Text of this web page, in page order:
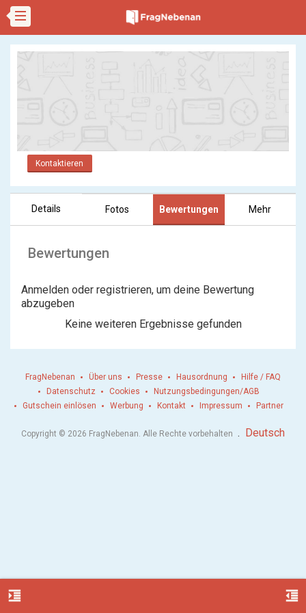
Kontaktieren
Details Fotos Bewertungen Mehr
Bewertungen
Anmelden oder registrieren, um deine Bewertung
abzugeben
Keine weiteren Ergebnisse gefunden
format_indent_increase format_indent_decrease
FragNebenan Über uns Presse Hausordnung
Hilfe / FAQ
Datenschutz
Cookies
Nutzungsbedingungen/AGB
Gutschein einlösen
Werbung Kontakt Impressum Partner
Copyright © 2026 FragNebenan. Alle Rechte vorbehalten . Deutsch